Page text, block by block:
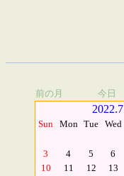
前の月 今日
2022.7
Sun Mon Tue Wed
3
4 5 6
10
11 12 13